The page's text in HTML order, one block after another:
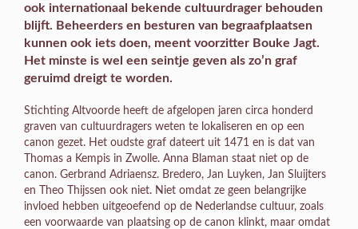
ook internationaal bekende cultuurdrager behouden
blijft. Beheerders en besturen van begraafplaatsen
kunnen ook iets doen, meent voorzitter Bouke Jagt.
Het minste is wel een seintje geven als zo’n graf
geruimd dreigt te worden.
Stichting Altvoorde heeft de afgelopen jaren circa honderd
graven van cultuurdragers weten te lokaliseren en op een
canon gezet. Het oudste graf dateert uit 1471 en is dat van
Thomas a Kempis in Zwolle. Anna Blaman staat niet op de
canon. Gerbrand Adriaensz. Bredero, Jan Luyken, Jan Sluijters
en Theo Thijssen ook niet. Niet omdat ze geen belangrijke
invloed hebben uitgeoefend op de Nederlandse cultuur, zoals
een voorwaarde van plaatsing op de canon klinkt, maar omdat